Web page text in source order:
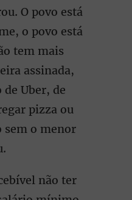
O povo está
o povo está
tem mais
assinada,
Uber, de
pizza ou
sem o menor
não ter